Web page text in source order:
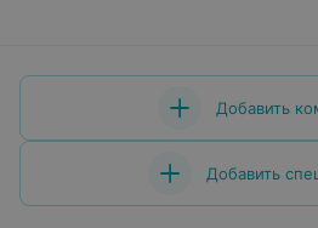
Добавить
Добавить